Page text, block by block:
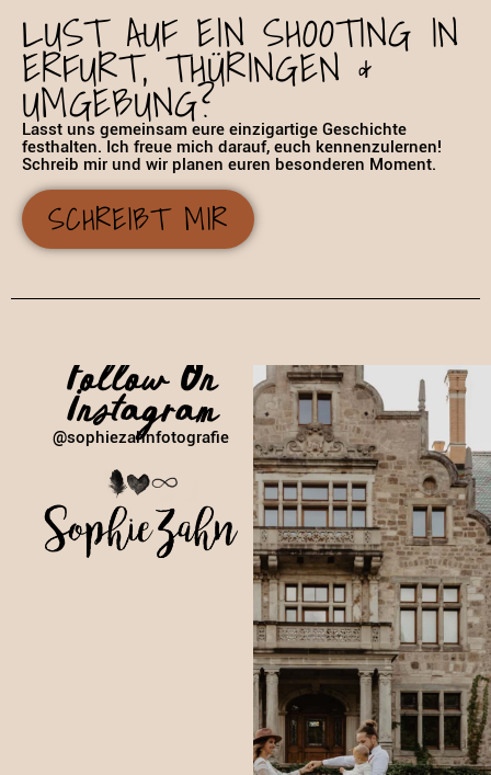
LUST AUF EIN SHOOTING IN
ERFURT, THÜRINGEN &
UMGEBUNG?
Lasst uns gemeinsam eure einzigartige Geschichte
festhalten. Ich freue mich darauf, euch kennenzulernen!
Schreib mir und wir planen euren besonderen Moment.
SCHREIBT MIR
Follow On
Instagram
@sophiezahnfotografie